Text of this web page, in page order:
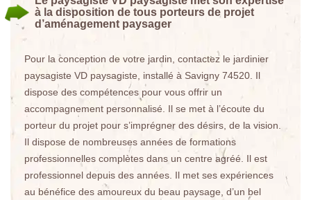
à la disposition de tous porteurs de projet
d’aménagement paysager
Pour la conception de votre jardin, contactez le jardinier
paysagiste VD paysagiste, installé à Savigny 74520. Il
dispose des compétences pour vous offrir un
accompagnement personnalisé. Il se met à l’écoute du
porteur du projet pour s’imprégner des désirs, de la vision.
Il dispose de nombreuses années de formations
professionnelles complètes dans un centre agréé. Il est
professionnel depuis des années. Il met ses expériences
au bénéfice des amoureux du beau paysage, d’un bel